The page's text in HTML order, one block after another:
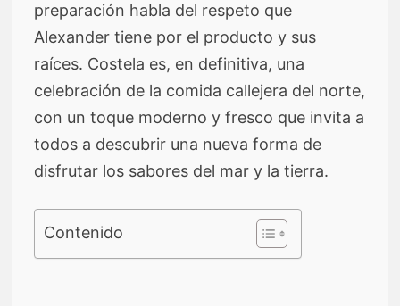
preparación habla del respeto que
Alexander tiene por el producto y sus
raíces. Costela es, en definitiva, una
celebración de la comida callejera del norte,
con un toque moderno y fresco que invita a
todos a descubrir una nueva forma de
disfrutar los sabores del mar y la tierra.
Contenido